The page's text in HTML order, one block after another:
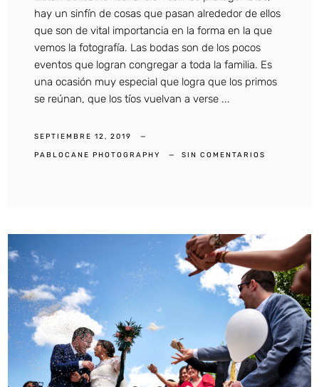
hay un sinfín de cosas que pasan alrededor de ellos
que son de vital importancia en la forma en la que
vemos la fotografía. Las bodas son de los pocos
eventos que logran congregar a toda la familia. Es
una ocasión muy especial que logra que los primos
se reúnan, que los tíos vuelvan a verse ...
SEPTIEMBRE 12, 2019
PABLOCANE PHOTOGRAPHY SIN COMENTARIOS